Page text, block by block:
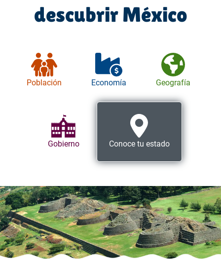
descubrir México
Población Economía Geografía
Gobierno Conoce tu estado